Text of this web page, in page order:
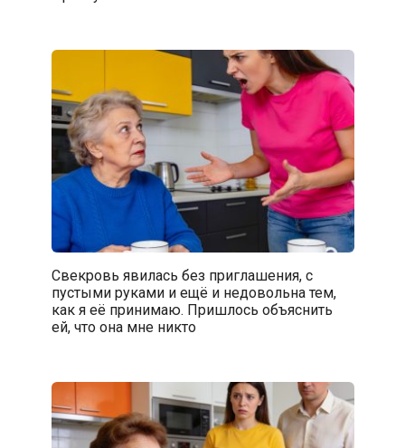
Свекровь явилась без приглашения, с
пустыми руками и ещё и недовольна тем,
как я её принимаю. Пришлось объяснить
ей, что она мне никто